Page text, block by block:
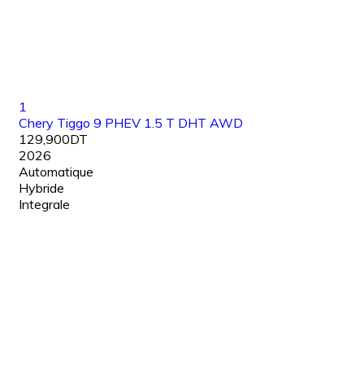
1
Chery Tiggo 9 PHEV 1.5 T DHT AWD
129,900DT
2026
Automatique
Hybride
Integrale